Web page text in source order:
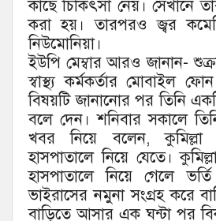
কাছে চিকিৎসা নেয়। সেখানে
করা হয়। তারপরও জ্বর
নিউমোনিয়া।
ইউপি মেম্বার আরও জানান-
স্বাস্থ্য কর্মকর্তার মোবাইল
বিষয়টি জানানোর পর তিনি
বলে দেন। শনিবার সকালে
খবর নিয়ে বলেন,
হাসপাতালে নিয়ে যেতে।
হাসপাতালে নিয়ে গেলে
ভাইরাসের নমুনা সংগ্রহ করে
বাড়িতে আসার এক ঘন্টা পর